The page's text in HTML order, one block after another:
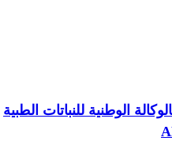
بالوكالة الوطنية للنباتات الطبية